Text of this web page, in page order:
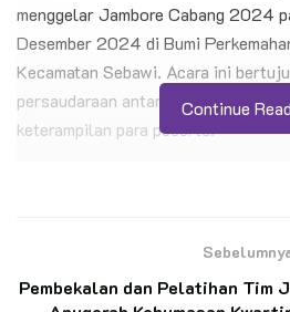
menggelar Jambore Cabang 2024
Desember 2024 di Bumi
Kecamatan Sebawi. Acara ini
persaudaraan antar anggota
keterampilan para peserta.
Kabupaten Sambas. “Jambore
ajang untuk mengembangkan
Continue
Pembekalan dan Pelatihan Tim